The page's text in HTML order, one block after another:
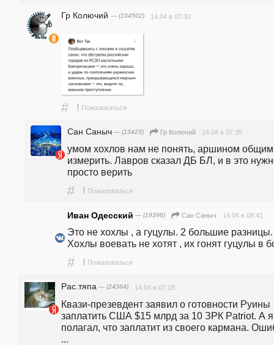
Гр Колючий — (104502) 14.04 в 07:33
# ! Пожаловаться
Сан Саныч — (13425) Гр Колючий 14.04 в 07:35
умом хохлов нам не понять, аршином
измерить. Лавров сказал ДБ БЛ, и в это
просто верить
# ! Пожаловаться
Иван Одесский — (19396) Сан Саныч 14.04 в 08:41
Это не хохлы , а гуцулы. 2 большие разницы.
Хохлы воевать не хотят , их гонят гуцулы в
# ! Пожаловаться
Рас.тяпа — (24364) 14.04 в 07:18
Квази-презевдент заявил о готовности Руины
заплатить США $15 млрд за 10 ЗРК Patriot. А я
полагал, что заплатит из своего кармана.
...